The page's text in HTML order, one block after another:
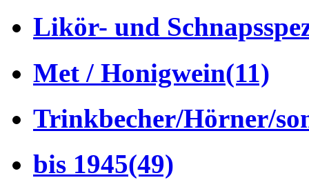
Likör- und
Met / Honigwein(11)
Trinkbecher/Hörner/
bis 1945(49)